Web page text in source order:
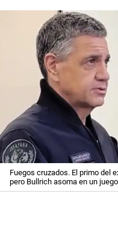
Fuegos cruzados. El primo del
pero Bullrich asoma en un